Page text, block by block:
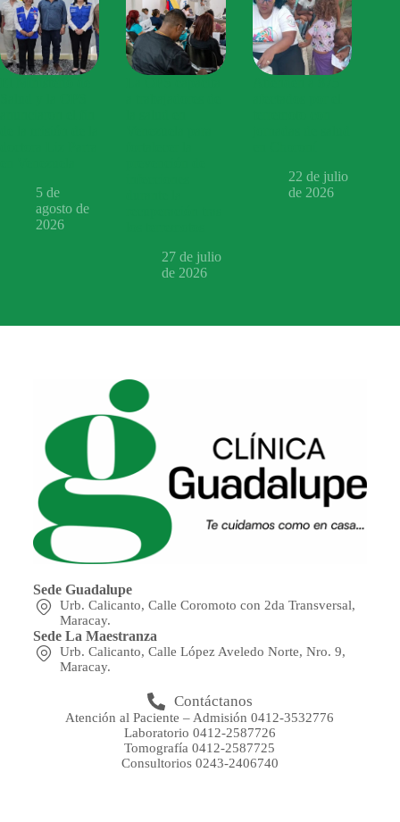
5 de
agosto de
2026
27 de julio
de 2026
22 de julio
de 2026
Sede Guadalupe
Urb. Calicanto, Calle Coromoto con 2da Transversal,
Maracay.
Sede La Maestranza
Urb. Calicanto, Calle López Aveledo Norte, Nro. 9,
Maracay.
Contáctanos
Atención al Paciente – Admisión 0412-3532776
Laboratorio 0412-2587726
Tomografía 0412-2587725
Consultorios 0243-2406740